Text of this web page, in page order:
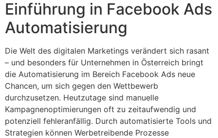
Einführung in Facebook Ads
Automatisierung
Die Welt des digitalen Marketings verändert sich rasant
– und besonders für Unternehmen in Österreich bringt
die Automatisierung im Bereich Facebook Ads neue
Chancen, um sich gegen den Wettbewerb
durchzusetzen. Heutzutage sind manuelle
Kampagnenoptimierungen oft zu zeitaufwendig und
potenziell fehleranfällig. Durch automatisierte Tools und
Strategien können Werbetreibende Prozesse